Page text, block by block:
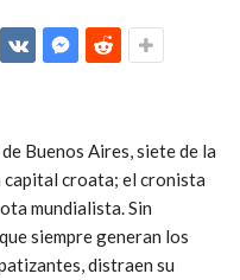
Buenos Aires, siete de la
capital croata; el cronista
mundialista. Sin
siempre generan los
distraen su